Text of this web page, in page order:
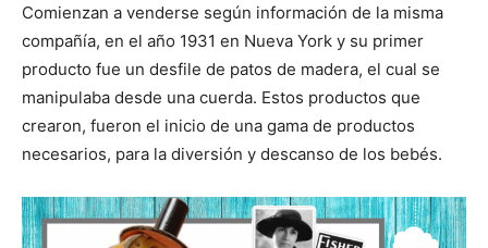
Comienzan a venderse según información de la misma
compañía, en el año 1931 en Nueva York y su primer
producto fue un desfile de patos de madera, el cual se
manipulaba desde una cuerda. Estos productos que
crearon, fueron el inicio de una gama de productos
necesarios, para la diversión y descanso de los bebés.